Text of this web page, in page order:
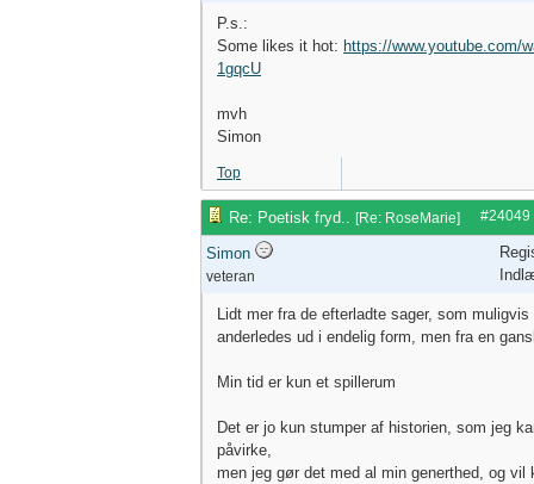
P.s.:
Some likes it hot: https://www.youtube.com/
1gqcU
mvh
Simon
Top
#24049
Re: Poetisk fryd.. [Re: RoseMarie]
Simon
veteran
Lidt mer fra de efterladte sager, som
anderledes ud i endelig form, men fra en
Min tid er kun et spillerum
Det er jo kun stumper af historien, som jeg
påvirke,
men jeg gør det med al min generthed, og